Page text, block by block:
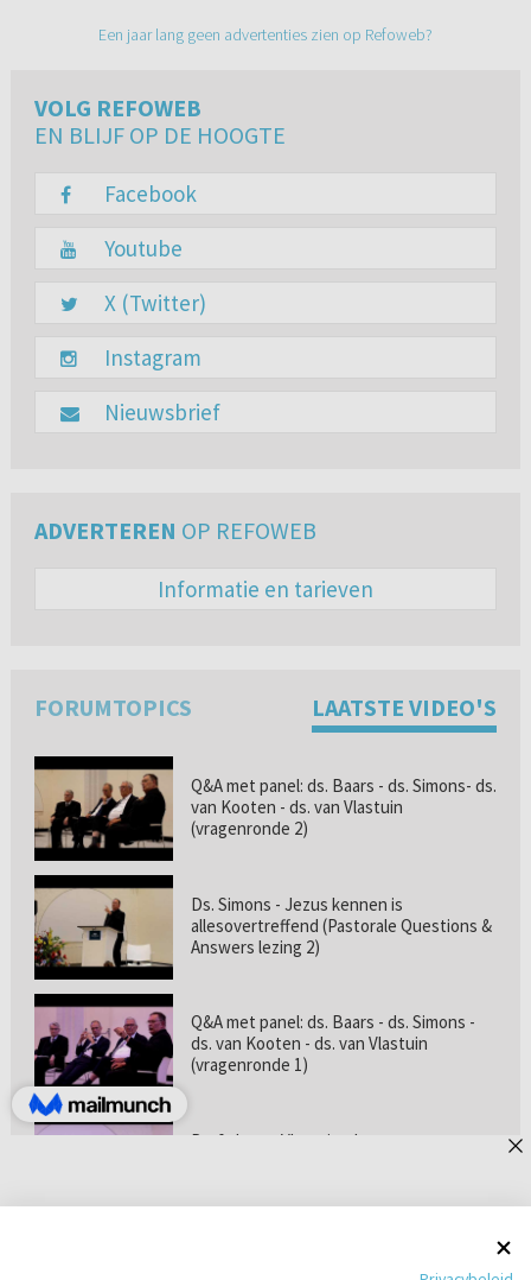
Een jaar lang geen advertenties zien op Refoweb?
VOLG REFOWEB
EN BLIJF OP DE HOOGTE
Facebook
Youtube
X (Twitter)
Instagram
Nieuwsbrief
ADVERTEREN OP REFOWEB
Informatie en tarieven
FORUMTOPICS LAATSTE VIDEO'S
Q&A met panel: ds. Baars - ds. Simons- ds.
van Kooten - ds. van Vlastuin
(vragenronde 2)
Ds. Simons - Jezus kennen is
allesovertreffend (Pastorale Questions &
Answers lezing 2)
Q&A met panel: ds. Baars - ds. Simons -
ds. van Kooten - ds. van Vlastuin
(vragenronde 1)
Prof. dr. van Vlastuin - Is